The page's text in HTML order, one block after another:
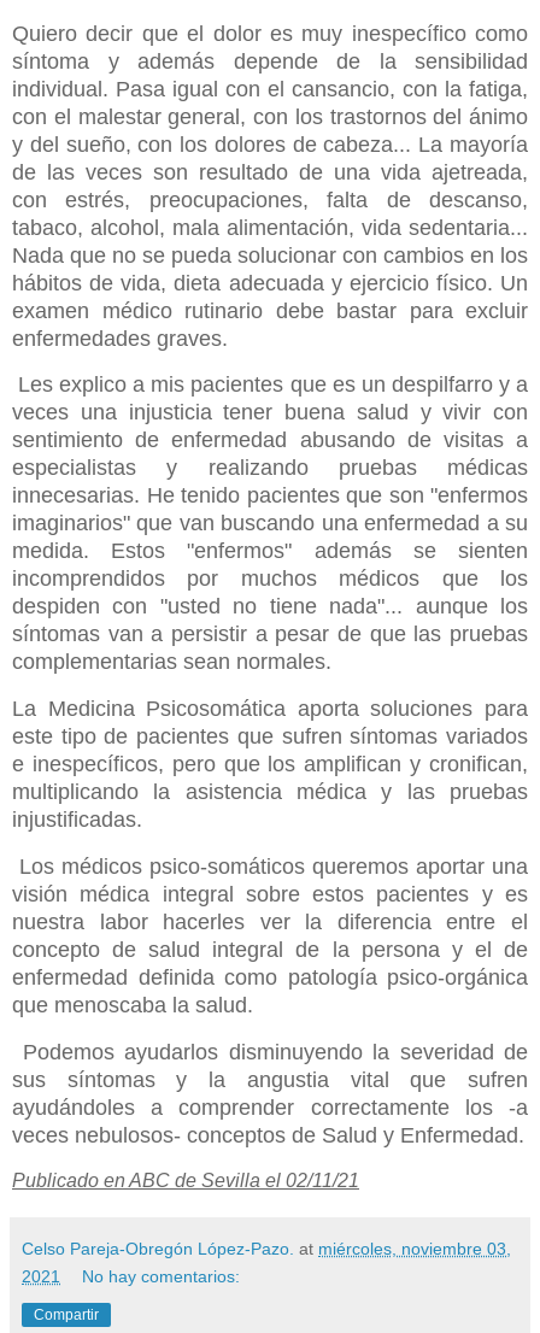
Quiero decir que el dolor es muy inespecífico como
síntoma y además depende de la sensibilidad
individual. Pasa igual con el cansancio, con la fatiga,
con el malestar general, con los trastornos del ánimo
y del sueño, con los dolores de cabeza... La mayoría
de las veces son resultado de una vida ajetreada,
con estrés, preocupaciones, falta de descanso,
tabaco, alcohol, mala alimentación, vida sedentaria...
Nada que no se pueda solucionar con cambios en los
hábitos de vida, dieta adecuada y ejercicio físico. Un
examen médico rutinario debe bastar para excluir
enfermedades graves.
Les explico a mis pacientes que es un despilfarro y a
veces una injusticia tener buena salud y vivir con
sentimiento de enfermedad abusando de visitas a
especialistas y realizando pruebas médicas
innecesarias. He tenido pacientes que son "enfermos
imaginarios" que van buscando una enfermedad a su
medida. Estos "enfermos" además se sienten
incomprendidos por muchos médicos que los
despiden con "usted no tiene nada"... aunque los
síntomas van a persistir a pesar de que las pruebas
complementarias sean normales.
La Medicina Psicosomática aporta soluciones para
este tipo de pacientes que sufren síntomas variados
e inespecíficos, pero que los amplifican y cronifican,
multiplicando la asistencia médica y las pruebas
injustificadas.
Los médicos psico-somáticos queremos aportar una
visión médica integral sobre estos pacientes y es
nuestra labor hacerles ver la diferencia entre el
concepto de salud integral de la persona y el de
enfermedad definida como patología psico-orgánica
que menoscaba la salud.
Podemos ayudarlos disminuyendo la severidad de
sus síntomas y la angustia vital que sufren
ayudándoles a comprender correctamente los -a
veces nebulosos- conceptos de Salud y Enfermedad.
Publicado en ABC de Sevilla el 02/11/21
Celso Pareja-Obregón López-Pazo. at miércoles, noviembre 03,
2021
No hay comentarios:
Compartir